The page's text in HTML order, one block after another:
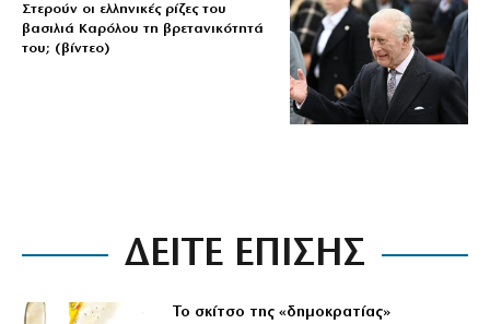
Στερούν οι ελληνικές ρίζες του
βασιλιά Καρόλου τη βρετανικότητά
του; (βίντεο)
ΔΕΙΤΕ ΕΠΙΣΗΣ
Το σκίτσο της «δημοκρατίας»